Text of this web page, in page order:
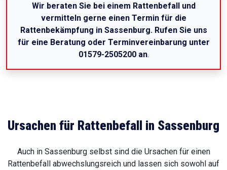
Wir beraten Sie bei einem Rattenbefall und
vermitteln gerne einen Termin für die
Rattenbekämpfung in Sassenburg. Rufen Sie uns
für eine Beratung oder Terminvereinbarung unter
01579-2505200 an.
Ursachen für Rattenbefall in Sassenburg
Auch in Sassenburg selbst sind die Ursachen für einen
Rattenbefall abwechslungsreich und lassen sich sowohl auf